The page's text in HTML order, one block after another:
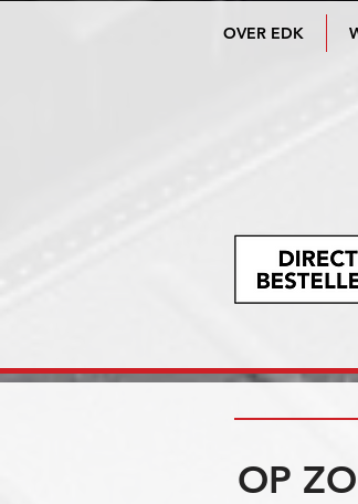
OVER EDK
OP